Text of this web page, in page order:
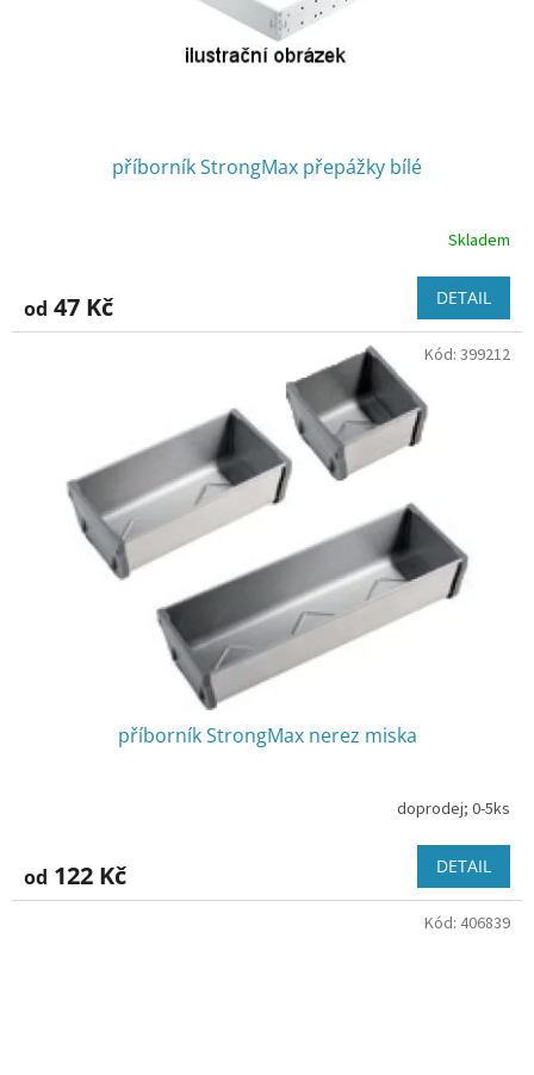
příborník StrongMax přepážky bílé
Skladem
od 47 Kč DETAIL
příborník StrongMax nerez miska
doprodej; 0-5ks
od 122 Kč DETAIL
Kód: 399212
Kód: 406839